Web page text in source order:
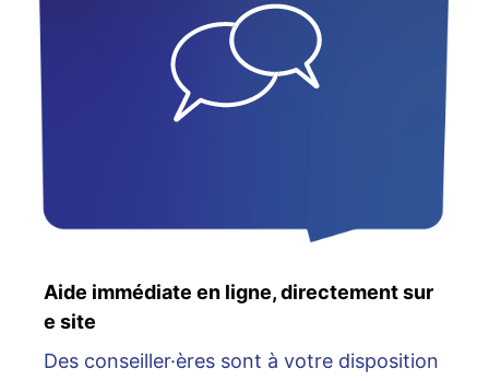
Aide immédiate en ligne, directement sur
e site
Des conseiller·ères sont à votre disposition